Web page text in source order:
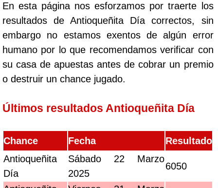
En esta página nos esforzamos por traerte los
resultados de Antioqueñita Día correctos, sin
embargo no estamos exentos de algún error
humano por lo que recomendamos verificar con
su casa de apuestas antes de cobrar un premio
o destruir un chance jugado.
Últimos resultados Antioqueñita Día
Chance Fecha
Resultado
Antioqueñita
Día
Sábado 22 Marzo
2025
6050